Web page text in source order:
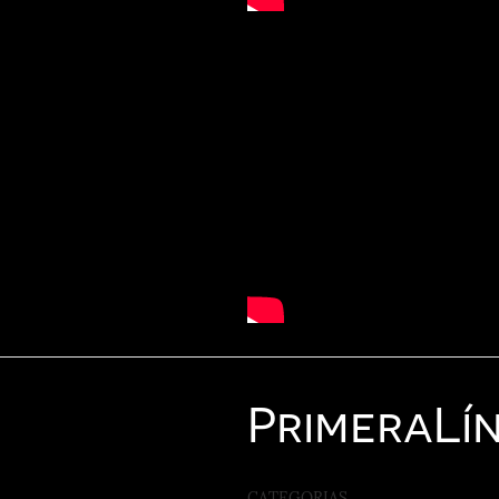
Primera